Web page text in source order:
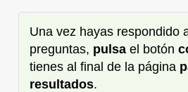
Una vez hayas respondido
preguntas, pulsa el botón
tienes al final de la página
resultados.